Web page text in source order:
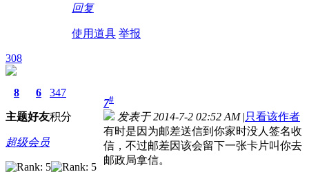
回复
使用道具 举报
308
8
主题
6
好友
347
积分
超级会员
7#
发表于 2014-7-2 02:52 AM |只看该作者
有时是因为邮差送信到你家时没人签名收
信，不过邮差因该会留下一张卡片叫你去
邮政局拿信。